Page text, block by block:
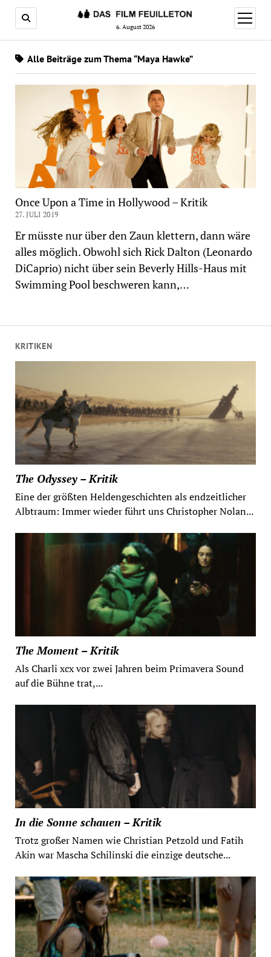
6. August 2026
Menü
öffnen
KRITIKEN
The Odyssey – Kritik
Eine der größten Heldengeschichten als endzeitlicher
Albtraum: Immer wieder führt uns Christopher Nolan...
The Moment – Kritik
Als Charli xcx vor zwei Jahren beim Primavera Sound
auf die Bühne trat,...
In die Sonne schauen – Kritik
Trotz großer Namen wie Christian Petzold und Fatih
Akin war Mascha Schilinski die einzige deutsche...
Alle Beiträge zum Thema “Maya Hawke”
Once Upon a Time in Hollywood – Kritik
27. JULI 2019
Er müsste nur über den Zaun klettern, dann wäre
alles möglich. Obwohl sich Rick Dalton (Leonardo
DiCaprio) nicht über sein Beverly Hills-Haus mit
Swimming Pool beschweren kann,…